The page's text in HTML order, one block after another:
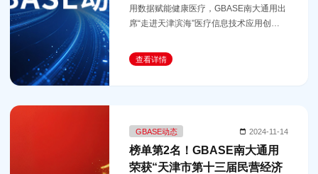
用数据赋能健康医疗，GBASE南大通用出
席“走进天津滨海”医疗信息技术应用创新研
查看详情
GBASE动态 2024-11-14
榜单第2名！GBASE南大通用
荣获“天津市第十三届民营经济